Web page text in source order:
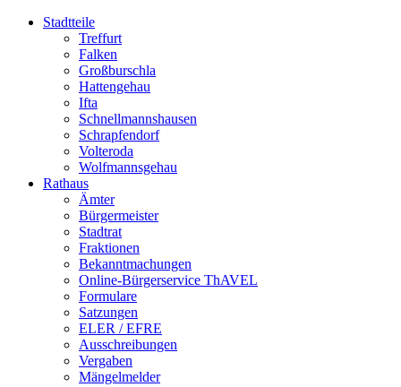
Stadtteile
Treffurt
Falken
Großburschla
Hattengehau
Ifta
Schnellmannshausen
Schrapfendorf
Volteroda
Wolfmannsgehau
Rathaus
Ämter
Bürgermeister
Stadtrat
Fraktionen
Bekanntmachungen
Online-Bürgerservice ThAVEL
Formulare
Satzungen
ELER / EFRE
Ausschreibungen
Vergaben
Mängelmelder